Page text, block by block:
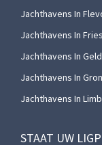
Jachthavens In
Jachthavens In
Jachthavens In
Jachthavens In
Jachthavens In
STAAT UW